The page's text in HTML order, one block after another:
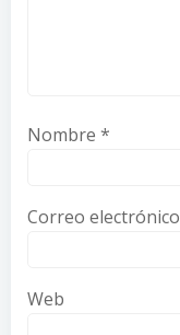
Nombre *
Correo electrónico
Web